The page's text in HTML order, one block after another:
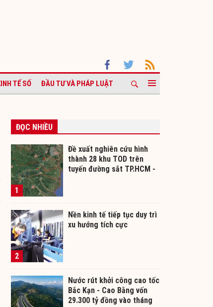
TẾ SỐ ĐẦU TƯ VÀ PHÁP LUẬT
ĐỌC NHIỀU
1
Đề xuất nghiên cứu hình
thành 28 khu TOD trên
tuyến đường sắt TP.HCM -
2
Nền kinh tế tiếp tục duy trì
xu hướng tích cực
Nước rút khởi công cao tốc
Bắc Kạn - Cao Bằng vốn
29.300 tỷ đồng vào tháng